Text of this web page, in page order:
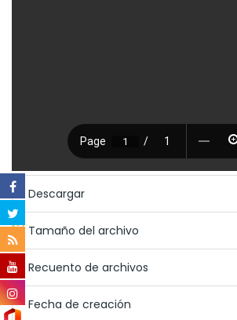
Descargar
Tamaño del archivo
Recuento de archivos
Fecha de creación